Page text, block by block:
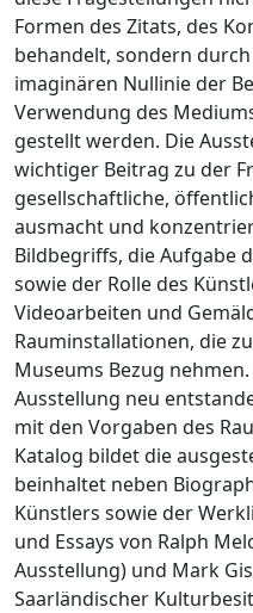
Formen des Zitats, des
behandelt, sondern
imaginären Nullinie der
Verwendung des
gestellt werden. Die
wichtiger Beitrag zu der
gesellschaftliche,
ausmacht und
Bildbegriffs, die Aufgabe
sowie der Rolle des
Videoarbeiten und
Rauminstallationen, die
Museums Bezug
Ausstellung neu
mit den Vorgaben des
Katalog bildet die
beinhaltet neben
Künstlers sowie der
und Essays von Ralph
Ausstellung) und Mark
Saarländischer